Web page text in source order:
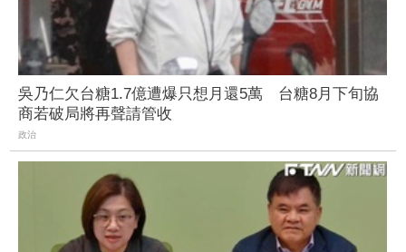
吳乃仁欠台糖1.7億遭爆只想月還5萬 台糖8月下旬協
商若破局將再聲請管收
政治